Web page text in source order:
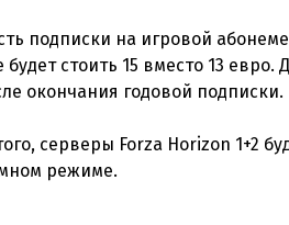
подписки на игровой
будет стоить 15 вместо 13
окончания годовой
серверы Forza Horizon 1+2